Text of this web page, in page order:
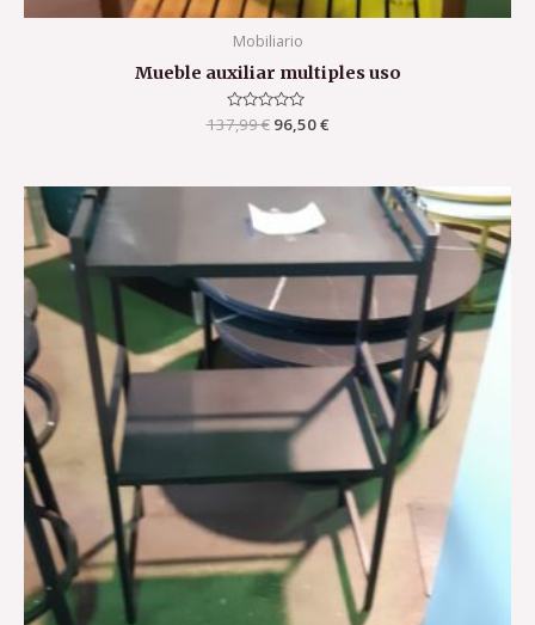
Mobiliario
Mueble auxiliar multiples uso
Valorado
con
137,99€ 96,50€